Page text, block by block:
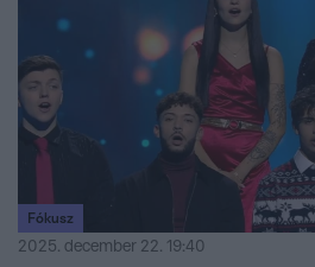
Fókusz
2025. december 22. 19:40